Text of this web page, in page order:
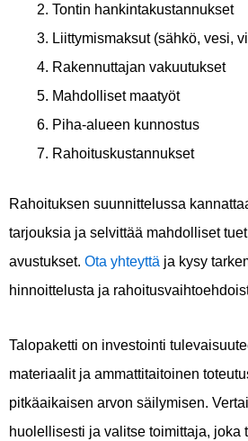
Tontin hankintakustannukset
Liittymismaksut (sähkö, vesi,
Rakennuttajan vakuutukset
Mahdolliset maatyöt
Piha-alueen kunnostus
Rahoituskustannukset
Rahoituksen suunnittelussa
tarjouksia ja selvittää mahdolliset
avustukset. Ota yhteyttä ja kysy
hinnoittelusta ja
Talopaketti on investointi
materiaalit ja ammattitaitoinen
pitkäaikaisen arvon säilymisen.
huolellisesti ja valitse toimittaja, joka